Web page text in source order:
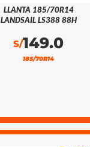
LLANTA 185/70R14
LANDSAIL LS388 88H
S/149.0
185/70R14